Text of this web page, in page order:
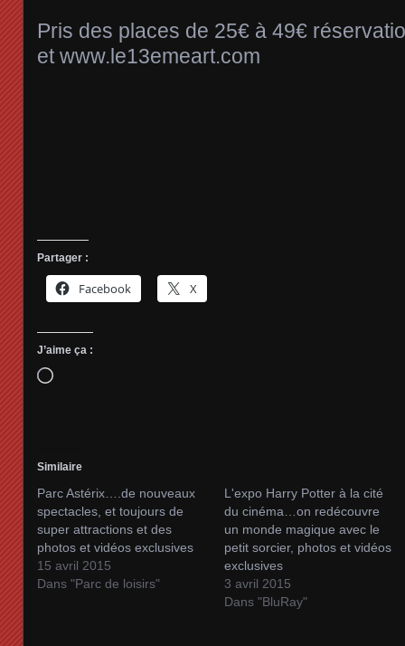
Pris des places de 25€ à 49€
et www.le13emeart.com
Partager :
Facebook X
J’aime ça :
Chargement…
Similaire
Parc Astérix….de nouveaux
spectacles, et toujours de
super attractions et des
photos et vidéos exclusives
15 avril 2015
Dans "Parc de loisirs"
L'expo Harry Potter à la cité
du cinéma…on redécouvre
un monde magique avec le
petit sorcier, photos et vidéos
exclusives
3 avril 2015
Dans "BluRay"